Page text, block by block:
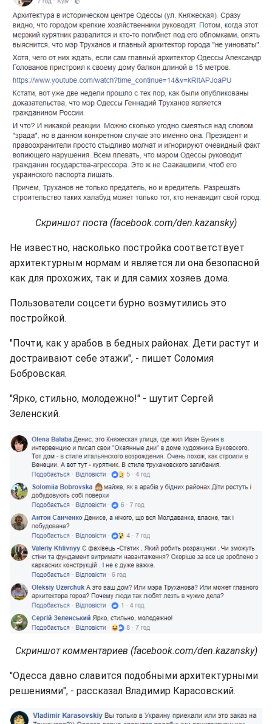
Скриншот поста (facebook.com/den.kazansky)
Не известно, насколько постройка соответствует
архитектурным нормам и является ли она безопасной
как для прохожих, так и для самих хозяев дома.
Пользователи соцсети бурно возмутились это
постройкой.
"Почти, как у арабов в бедных районах. Дети растут и
достраивают себе этажи", - пишет Соломия
Бобровская.
"Ярко, стильно, молодежно!" - шутит Сергей
Зеленский.
Скриншот комментариев (facebook.com/den.kazansky)
"Одесса давно славится подобными архитектурными
решениями", - рассказал Владимир Карасовский.